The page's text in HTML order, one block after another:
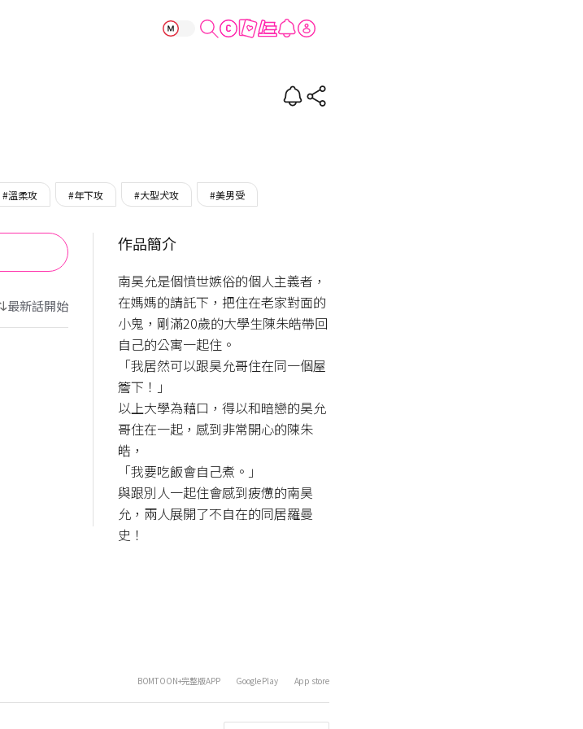
#溫柔攻 #年下攻 #大型犬攻 #美男受
最新話開始
作品簡介
南昊允是個憤世嫉俗的個人主義者，
在媽媽的請託下，把住在老家對面的
小鬼，剛滿20歲的大學生陳朱皓帶回
自己的公寓一起住。
「我居然可以跟昊允哥住在同一個屋
簷下！」
以上大學為藉口，得以和暗戀的昊允
哥住在一起，感到非常開心的陳朱
皓，
「我要吃飯會自己煮。」
與跟別人一起住會感到疲憊的南昊
允，兩人展開了不自在的同居羅曼
史！
BOMTOON+完整版APP Google Play App store